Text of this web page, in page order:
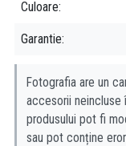
Sistem de
Articulație cu bilă
Fără braț de duș
Clasă de zgomot: I
Culoare
Garantie
Fotografia are un
accesorii neincluse
produsului pot fi
sau pot conține